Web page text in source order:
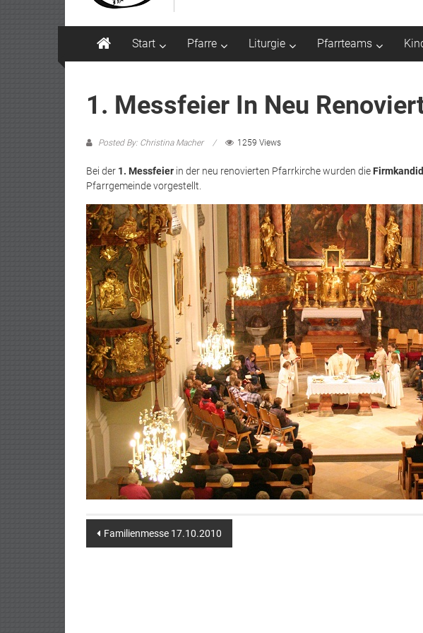
Start Pfarre Liturgie Pfarrteams
1. Messfeier In Neu
Posted By: Christina Macher 1259 Views
Bei der 1. Messfeier in der neu renovierten Pfarrkirche wurden die
Pfarrgemeinde vorgestellt.
Post
Familienmesse 17.10.2010